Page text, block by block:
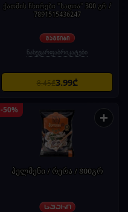
ქათმის ჩხირები "სადია" 300 გრ /
7891515436247
ნახევარფაბრიკატები
8.45₾3.99₾
-50% +
პელმენი / რერა / 800გრ